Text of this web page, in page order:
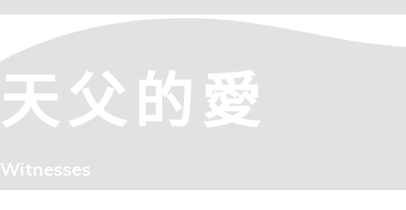
天父的愛
Witnesses